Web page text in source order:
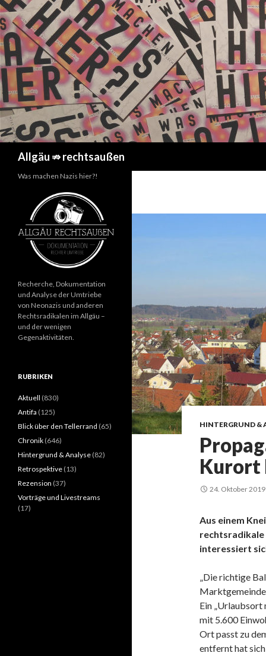
Allgäu ⇏ rechtsaußen
HINTERGRUND &
Kurort
24. Oktober 2019
Aus einem
rechtsradikale
interessiert
„Die richtige
Marktgemeinde
Ein
mit 5.600
Ort passt zu
entfernt hat
Was machen Nazis hier?!
Recherche, Dokumentation
und Analyse der Umtriebe
von Neonazis und anderen
Rechtsradikalen im Allgäu –
und der wenigen
Gegenaktivitäten.
RUBRIKEN
Aktuell (830)
Antifa (125)
Blick über den Tellerrand (65)
Chronik (646)
Hintergrund & Analyse (82)
Retrospektive (13)
Rezension (37)
Vorträge und Livestreams
(17)